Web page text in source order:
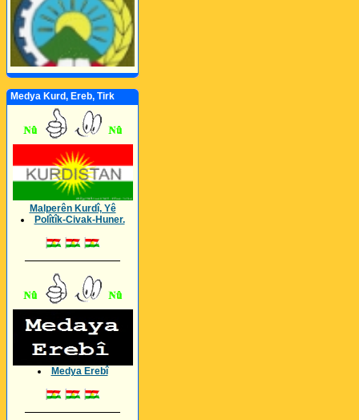
Medya Kurd, Ereb, Tirk
Malperên Kurdî, Yê
Polîtîk-Civak-Huner.
Medya Erebî